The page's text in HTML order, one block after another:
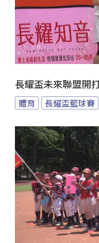
長耀盃未來聯盟開
體育 長耀盃籃球賽